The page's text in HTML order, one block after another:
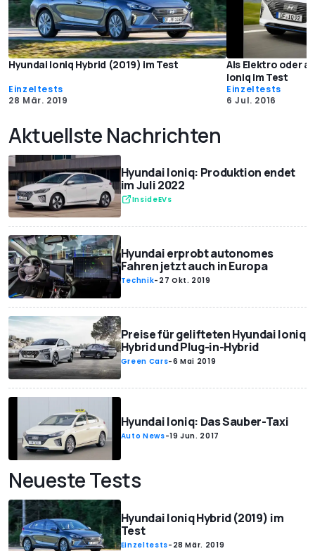
Hyundai Ioniq Hybrid (2019) im Test
Einzeltests
28 Mär. 2019
Als Elektro oder
Ioniq im Test
Einzeltests
6 Jul. 2016
Aktuellste Nachrichten
Hyundai Ioniq: Produktion endet
im Juli 2022
InsideEVs
Hyundai erprobt autonomes
Fahren jetzt auch in Europa
Technik- 27 Okt. 2019
Preise für gelifteten Hyundai Ioniq
Hybrid und Plug-in-Hybrid
Green Cars-6 Mai 2019
Hyundai Ioniq: Das Sauber-Taxi
Auto News-19 Jun. 2017
Neueste Tests
Hyundai Ioniq Hybrid (2019) im
Test
Einzeltests- 28 Mär. 2019